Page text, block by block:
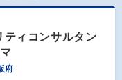
ィコンサルタン
府